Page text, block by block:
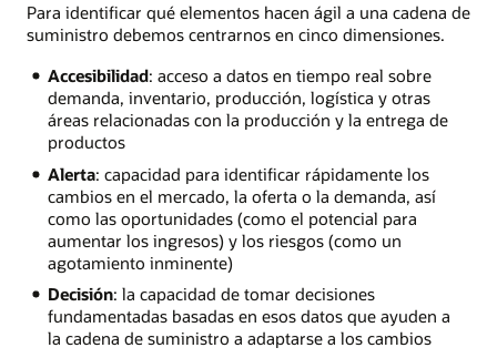
Para identificar qué elementos hacen ágil a una cadena de
suministro debemos centrarnos en cinco dimensiones.
Accesibilidad: acceso a datos en tiempo real sobre
demanda, inventario, producción, logística y otras
áreas relacionadas con la producción y la entrega de
productos
Alerta: capacidad para identificar rápidamente los
cambios en el mercado, la oferta o la demanda, así
como las oportunidades (como el potencial para
aumentar los ingresos) y los riesgos (como un
agotamiento inminente)
Decisión: la capacidad de tomar decisiones
fundamentadas basadas en esos datos que ayuden a
la cadena de suministro a adaptarse a los cambios